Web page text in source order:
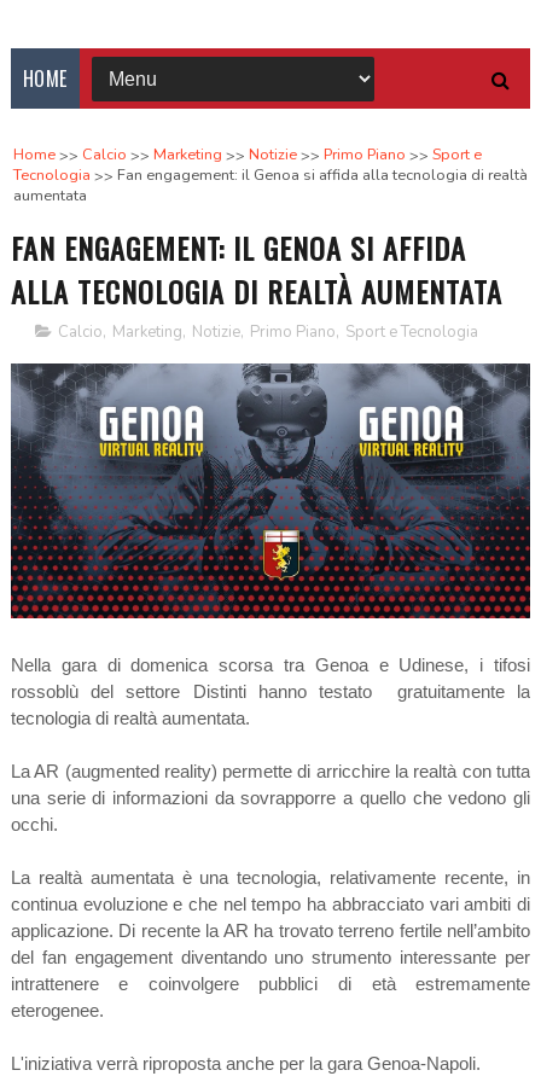
HOME
Home Calcio Marketing Notizie Primo Piano
Sport e
Tecnologia
Fan engagement: il Genoa si affida alla tecnologia di realtà
aumentata
FAN ENGAGEMENT: IL GENOA SI AFFIDA
ALLA TECNOLOGIA DI REALTÀ AUMENTATA
Calcio, Marketing, Notizie, Primo Piano, Sport e Tecnologia
Nella gara di domenica scorsa tra Genoa e Udinese, i tifosi
rossoblù del settore Distinti hanno testato gratuitamente la
tecnologia di realtà aumentata.
La AR (augmented reality) permette di arricchire la realtà con tutta
una serie di informazioni da sovrapporre a quello che vedono gli
occhi.
La realtà aumentata è una tecnologia, relativamente recente, in
continua evoluzione e che nel tempo ha abbracciato vari ambiti di
applicazione. Di recente la AR ha trovato terreno fertile nell’ambito
del fan engagement diventando uno strumento interessante per
intrattenere e coinvolgere pubblici di età estremamente
eterogenee.
L'iniziativa verrà riproposta anche per la gara Genoa-Napoli.